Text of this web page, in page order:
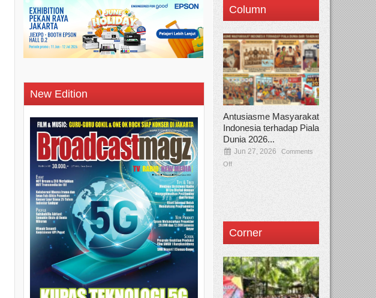
New Edition
Column
Antusiasme Masyarakat
Indonesia terhadap Piala
Dunia 2026...
Jun 27, 2026
Comments
Off
Corner